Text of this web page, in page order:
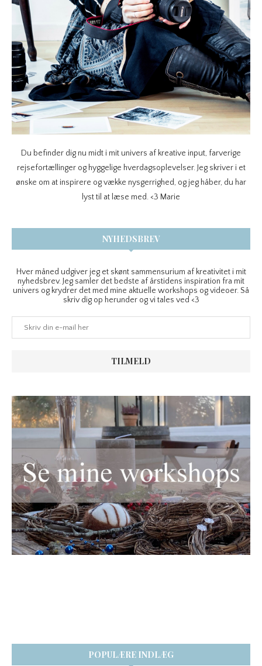
Du befinder dig nu midt i mit univers af kreative input, farverige
rejsefortællinger og hyggelige hverdagsoplevelser. Jeg skriver i et
ønske om at inspirere og vække nysgerrighed, og jeg håber, du har
lyst til at læse med. <3 Marie
NYHEDSBREV
Hver måned udgiver jeg et skønt sammensurium af kreativitet i mit
nyhedsbrev. Jeg samler det bedste af årstidens inspiration fra mit
univers og krydrer det med mine aktuelle workshops og videoer. Så
skriv dig op herunder og vi tales ved <3
POPULÆRE INDLÆG